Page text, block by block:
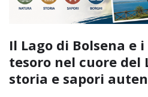
Il Lago di Bolsena e
tesoro nel cuore
storia e sapori